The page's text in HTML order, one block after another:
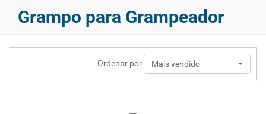
Grampo para Grampeador
Ordenar por Mais vendido